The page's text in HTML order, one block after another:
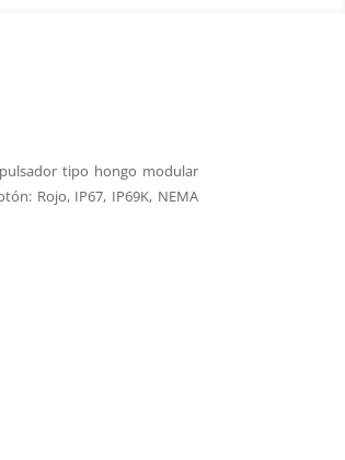
tipo hongo modular
Rojo, IP67, IP69K, NEMA